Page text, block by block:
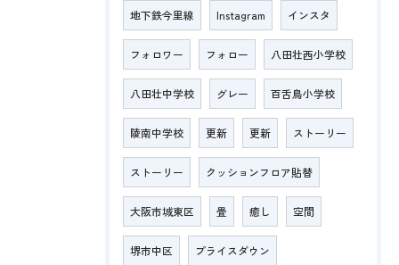
地下鉄今里線 Instagram インスタ
フォロワー フォロー 八田壮西小学校
八田壮中学校 グレー 百舌鳥小学校
陵南中学校 更新 更新 ストーリー
ストーリー クッションフロア貼替
大阪市城東区 畳 癒し 空間
堺市中区 プライスダウン